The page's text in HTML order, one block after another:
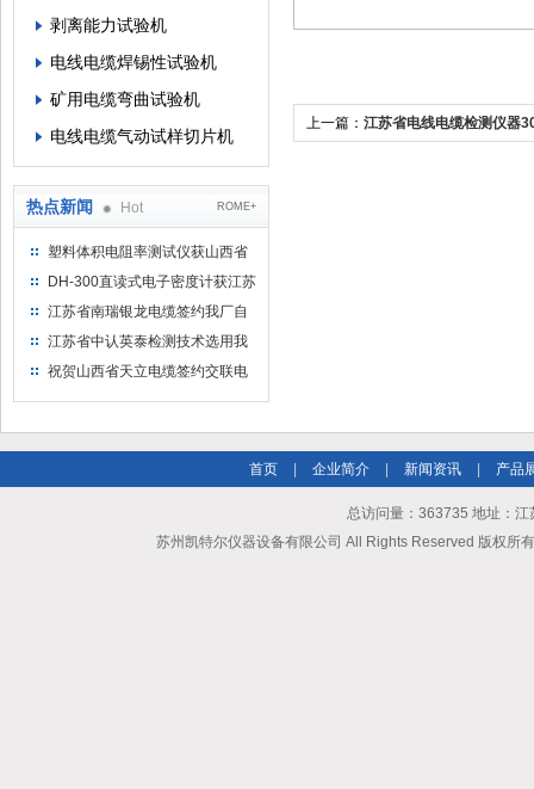
剥离能力试验机
电线电缆焊锡性试验机
矿用电缆弯曲试验机
电线电缆气动试样切片机
热点新闻 Hot ROME+
塑料体积电阻率测试仪获山西省
水利机械厂选用
DH-300直读式电子密度计获江苏
省苏州市安信塑业选用
江苏省南瑞银龙电缆签约我厂自
然换气老化箱等电缆检测设备
江苏省中认英泰检测技术选用我
厂自然换气老化试验箱
祝贺山西省天立电缆签约交联电
上一篇： 江苏省电线电缆检测仪器
首页 企业简介 新闻资讯 产品
总访问量：363735 地址：
苏州凯特尔仪器设备有限公司 All Rights Reserved 版权所